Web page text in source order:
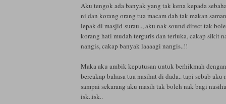
Aku tengok ada banyak yang tak kena kepada
ni dan korang orang tua macam dah tak makan
lepak di masjid-surau.., aku nak sound direct tak
korang hati mudah terguris dan terluka, cakap sikit
nangis, cakap banyak laaaagi nangis..!!
Maka aku ambik keputusan untuk berhikmah
bercakap bahasa tua nasihat di dada.. tapi sebab
sampai sekarang aku masih tak boleh nak bagi
isk..isk..